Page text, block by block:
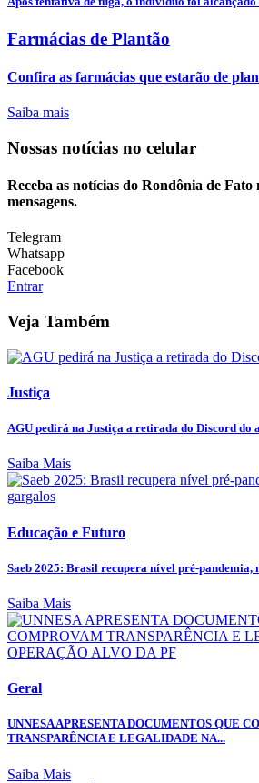
Farmácias de Plantão
Confira as farmácias que estarão de
Saiba mais
Nossas notícias no celular
Receba as notícias do Rondônia de
mensagens.
Telegram
Whatsapp
Facebook
Entrar
Veja Também
Justiça
AGU pedirá na Justiça a retirada do Discord do
Saiba Mais
Educação e Futuro
Saeb 2025: Brasil recupera nível pré-pandemia,
Saiba Mais
Geral
UNNESA APRESENTA DOCUMENTOS QUE
TRANSPARÊNCIA E LEGALIDADE NA...
Saiba Mais